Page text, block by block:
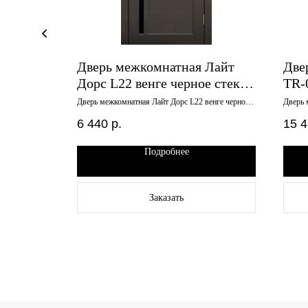
Дверь межкомнатная Лайт
Дорс L22 венге черное стекло
700х2000
Дверь межкомнатная Лайт Дорс L22 венге черное
6 440 р.
Подробнее
Заказать
TR-
Дверь
15